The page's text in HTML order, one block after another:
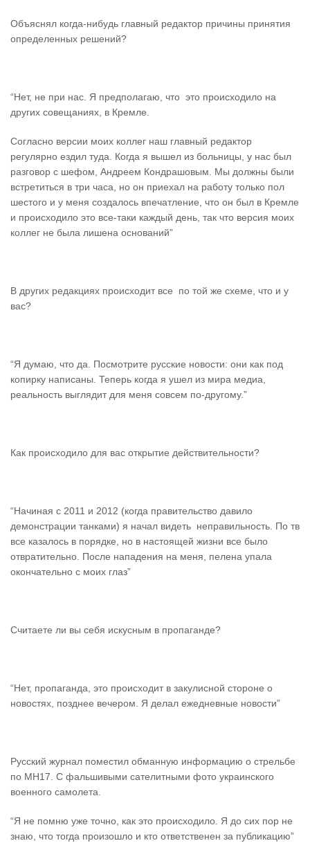
Объяснял когда-нибудь главный редактор причины принятия
определенных решений?
“Нет, не при нас. Я предполагаю, что это происходило на
других совещаниях, в Кремле.
Согласно версии моих коллег наш главный редактор
регулярно ездил туда. Когда я вышел из больницы, у нас был
разговор с шефом, Андреем Кондрашовым. Мы должны были
встретиться в три часа, но он приехал на работу только пол
шестого и у меня создалось впечатление, что он был в Кремле
и происходило это все-таки каждый день, так что версия моих
коллег не была лишена оснований”
В других редакциях происходит все по той же схеме, что и у
вас?
“Я думаю, что да. Посмотрите русские новости: они как под
копирку написаны. Теперь когда я ушел из мира медиа,
реальность выглядит для меня совсем по-другому.”
Как происходило для вас открытие действительности?
“Начиная с 2011 и 2012 (когда правительство давило
демонстрации танками) я начал видеть неправильность. По тв
все казалось в порядке, но в настоящей жизни все было
отвратительно. После нападения на меня, пелена упала
окончательно с моих глаз”
Считаете ли вы себя искусным в пропаганде?
“Нет, пропаганда, это происходит в закулисной стороне о
новостях, позднее вечером. Я делал ежедневные новости”
Русский журнал поместил обманную информацию о стрельбе
по MH17. С фальшивыми сателитными фото украинского
военного самолета.
“Я не помню уже точно, как это происходило. Я до сих пор не
знаю, что тогда произошло и кто ответственен за публикацию”